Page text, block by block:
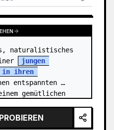
naturalistisches
jungen
in ihren
entspannten
gemütlichen